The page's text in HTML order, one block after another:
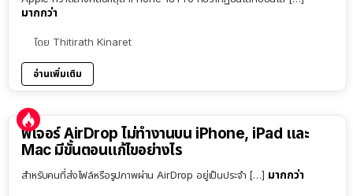
มากกว่า
โดย Thitirath Kinaret
อ่านเพิ่มเติม
ฟีเจอร์ AirDrop ไม่ทำงานบน iPhone, iPad และ
Mac มีขั้นตอนแก้ไขอย่างไร
สำหรับคนที่ส่งไฟล์หรือรูปภาพผ่าน AirDrop อยู่เป็นประจำ […] มากกว่า